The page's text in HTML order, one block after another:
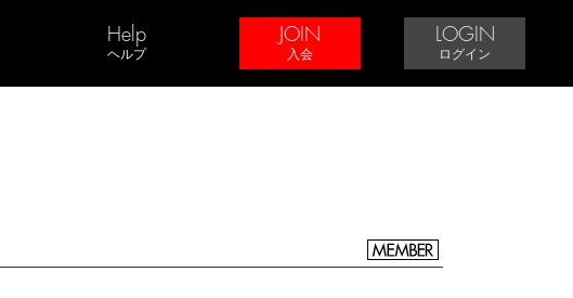
Help
ヘルプ
JOIN
入会
LOGIN
ログイン